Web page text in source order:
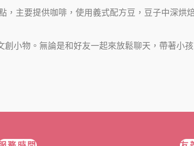
，主要提供咖啡，使用義式配方豆，豆子中深烘
小物。無論是和好友一起來放鬆聊天，帶著小